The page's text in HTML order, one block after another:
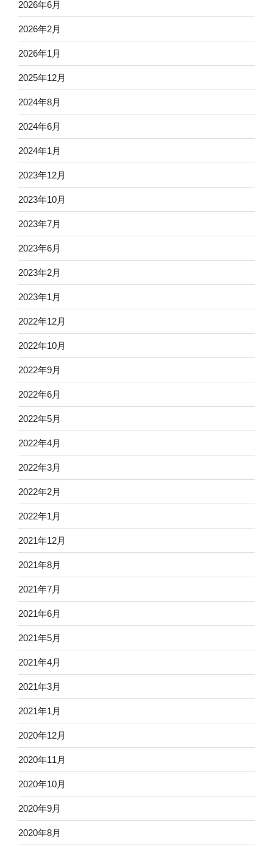
2026年6月
2026年2月
2026年1月
2025年12月
2024年8月
2024年6月
2024年1月
2023年12月
2023年10月
2023年7月
2023年6月
2023年2月
2023年1月
2022年12月
2022年10月
2022年9月
2022年6月
2022年5月
2022年4月
2022年3月
2022年2月
2022年1月
2021年12月
2021年8月
2021年7月
2021年6月
2021年5月
2021年4月
2021年3月
2021年1月
2020年12月
2020年11月
2020年10月
2020年9月
2020年8月